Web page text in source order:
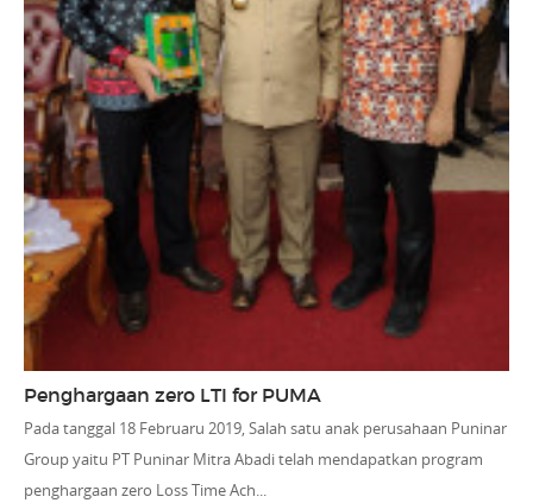
Penghargaan zero LTI for PUMA
Pada tanggal 18 Februaru 2019, Salah satu anak perusahaan Puninar
Group yaitu PT Puninar Mitra Abadi telah mendapatkan program
penghargaan zero Loss Time Ach...